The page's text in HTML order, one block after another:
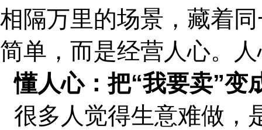
相隔万里的场景，藏着
简单，而是经营人心。
懂人心：把“我要卖”变
很多人觉得生意难做，